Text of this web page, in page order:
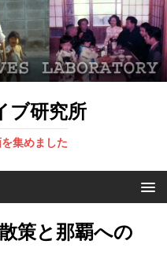
ブ研究所
集めました
策と那覇への